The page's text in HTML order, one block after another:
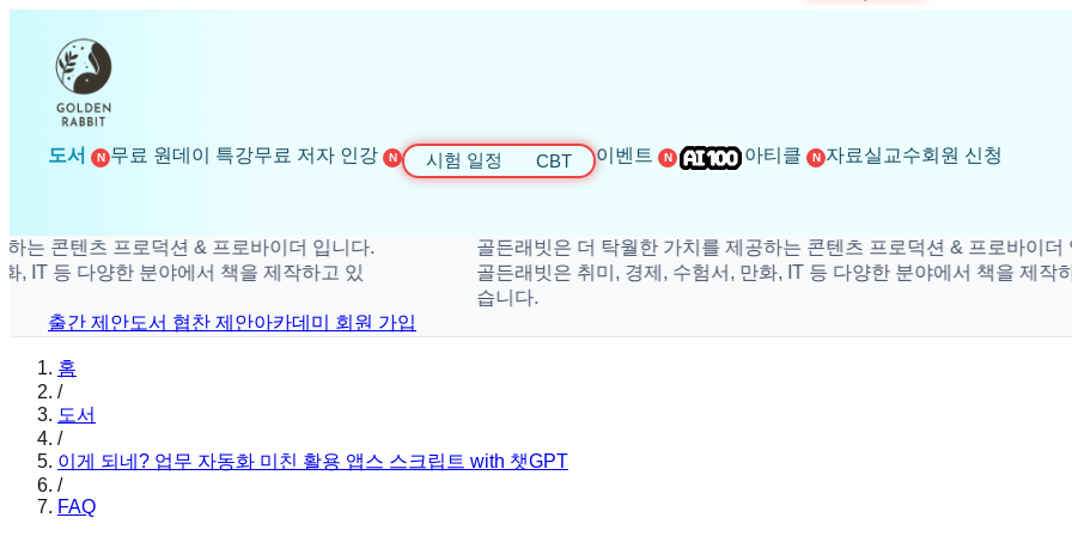
도서 N 무료 원데이 특강무료 저자 인강 N 시험 일정 CBT 이벤트 N 아티클 N 자료실 교수회원 신청
텐츠 프로덕션 & 프로바이더 입니다.
다양한 분야에서 책을 제작하고 있
골든래빗은 더 탁월한 가치를 제공하는 콘텐츠 프로덕션 & 프로바이더 입니
골든래빗은 취미, 경제, 수험서, 만화, IT 등 다양한 분야에서 책을 제작하고 있
습니다.
출간 제안도서 협찬 제안아카데미 회원 가입
홈
/
도서
/
이게 되네? 업무 자동화 미친 활용 앱스 스크립트 with 챗GPT
/
FAQ